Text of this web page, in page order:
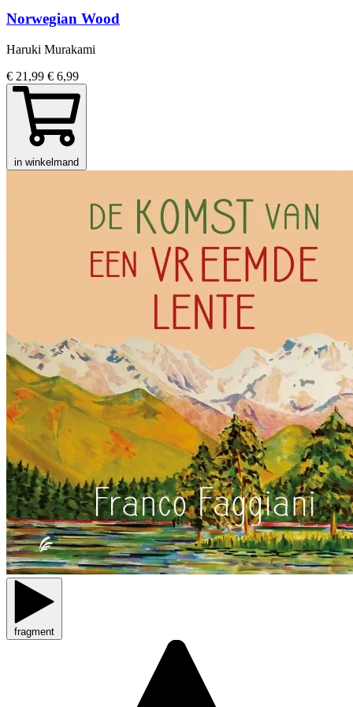
Norwegian Wood
Haruki Murakami
€ 21,99 € 6,99
in winkelmand
fragment